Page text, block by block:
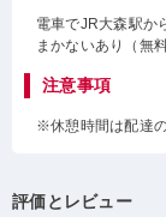
電車でJR大森駅か
まかないあり（無
注意事項
※休憩時間は配達
評価とレビュー